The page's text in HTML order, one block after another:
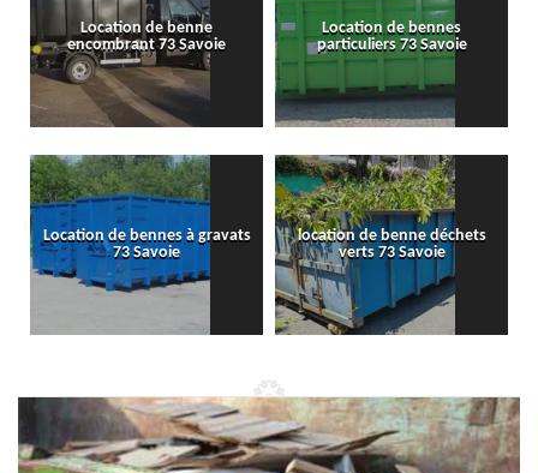
Location de benne
encombrant 73 Savoie
Location de bennes
particuliers 73 Savoie
Location de bennes à gravats
73 Savoie
location de benne déchets
verts 73 Savoie